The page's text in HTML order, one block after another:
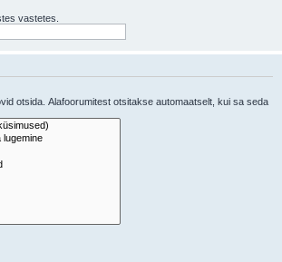
vastetes.
otsida. Alafoorumitest otsitakse automaatselt, kui sa seda